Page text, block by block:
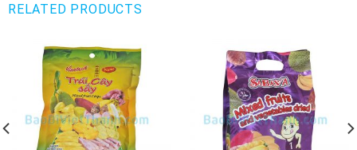
RELATED PRODUCTS